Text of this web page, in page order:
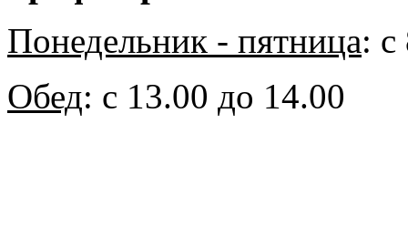
Понедельник - пятница: с
Обед: с 13.00 до 14.00